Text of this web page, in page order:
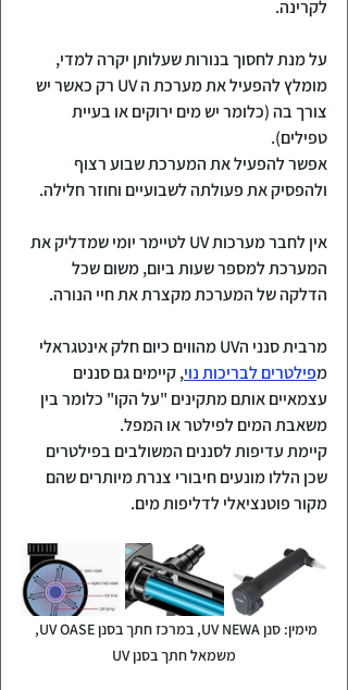
לקרינה.
על מנת לחסוך בנורות שעלותן יקרה למדי,
מומלץ להפעיל את מערכת ה UV רק כאשר יש
צורך בה (כלומר יש מים ירוקים או בעיית
טפילים).
אפשר להפעיל את המערכת שבוע רצוף
ולהפסיק את פעולתה לשבועיים וחוזר חלילה.
אין לחבר מערכות UV לטיימר יומי שמדליק את
המערכת למספר שעות ביום, משום שכל
הדלקה של המערכת מקצרת את חיי הנורה.
מרבית סנני הUV מהווים כיום חלק אינטגראלי
מפילטרים לבריכות נוי, קיימים גם סננים
עצמאיים אותם מתקינים "על הקו" כלומר בין
משאבת המים לפילטר או המפל.
קיימת עדיפות לסננים המשולבים בפילטרים
שכן הללו מונעים חיבורי צנרת מיותרים שהם
מקור פוטנציאלי לדליפות מים.
מימין: סנן UV NEWA, במרכז חתך בסנן UV OASE,
משמאל חתך בסנן UV